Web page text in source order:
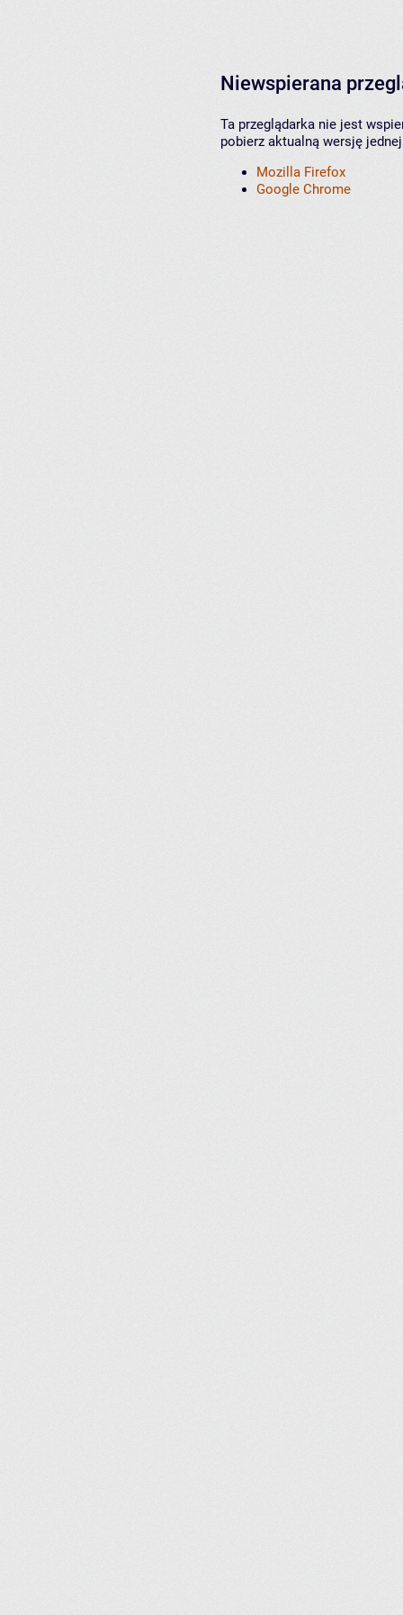
Niewspierana
Ta przeglądarka nie jest
pobierz aktualną wersję
Mozilla Firefox
Google Chrome